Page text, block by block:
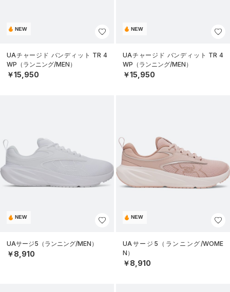
NEW
UAチャージド バンディット TR 4
WP（ランニング/MEN）
￥15,950
NEW
UAチャージド バンディット TR 4
WP（ランニング/MEN）
￥15,950
NEW
UAサージ5（ランニング/MEN）
￥8,910
NEW
UAサージ5（ランニング/WOME
N）
￥8,910